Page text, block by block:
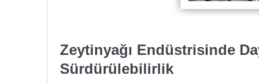
Zeytinyağı Endüstrisinde
Sürdürülebilirlik